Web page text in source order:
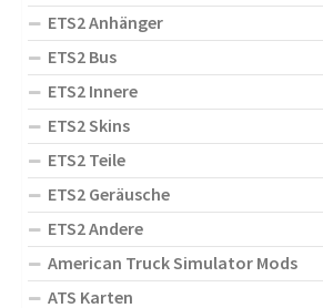
ETS2 Anhänger
ETS2 Bus
ETS2 Innere
ETS2 Skins
ETS2 Teile
ETS2 Geräusche
ETS2 Andere
American Truck Simulator Mods
ATS Karten